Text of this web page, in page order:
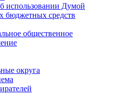
использовании Думой
бюджетных средств
общественное
округа